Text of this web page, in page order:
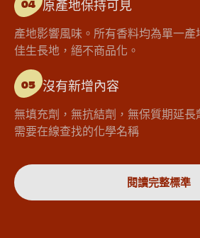
04 原產地保持可見
產地影響風味。所有香料均為單一
佳生長地，絕不商品化。
05 沒有新增內容
無填充劑，無抗結劑，無保質期延
需要在線查找的化學名稱
閱讀完整標準